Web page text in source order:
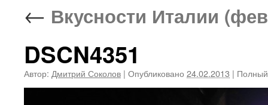
← Вкусности Италии
DSCN4351
Автор: Дмитрий Соколов | Опубликовано 24.02.2013 |